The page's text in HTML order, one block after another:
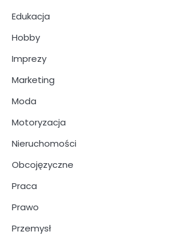
Edukacja
Hobby
Imprezy
Marketing
Moda
Motoryzacja
Nieruchomości
Obcojęzyczne
Praca
Prawo
Przemysł